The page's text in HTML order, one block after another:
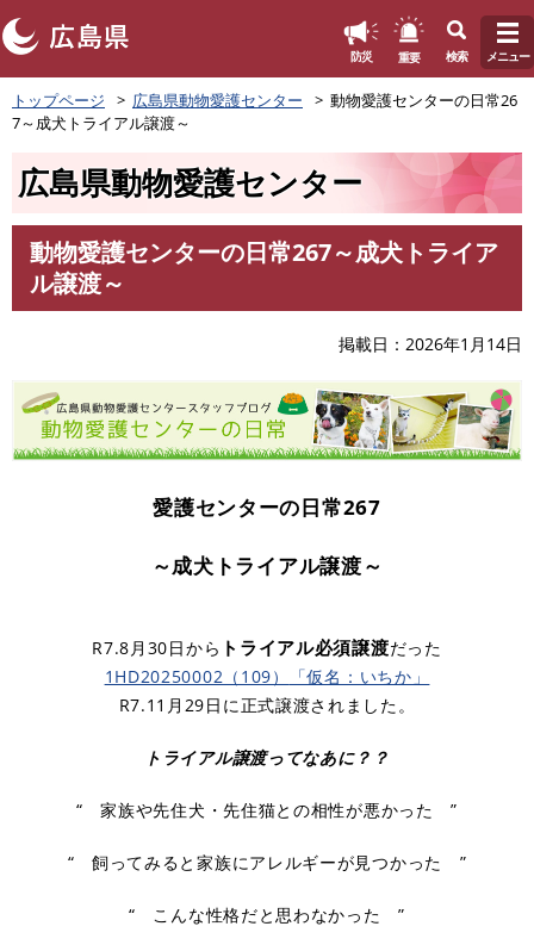
ペ
ー
ジ
防災 重要 検索 メニュー
トップページ 広島県動物愛護センター
動物愛護センターの日常26
7～成犬トライアル譲渡～
広島県動物愛護センター
動物愛護センターの日常267～成犬トライア
ル譲渡～
掲載日 2026年1月14日
愛護センターの日常267
～成犬トライアル譲渡～
​R7.8月30日から トライアル必須譲渡だった
1HD20250002（109）
「仮名：いちか」
R7.11月29日に正式譲渡されました。
トライアル譲渡ってなあに？？
“ 家族や先住犬・先住猫との相性が悪かった ”
“ 飼ってみると家族にアレルギーが見つかった ”
“ こんな性格だと思わなかった ”